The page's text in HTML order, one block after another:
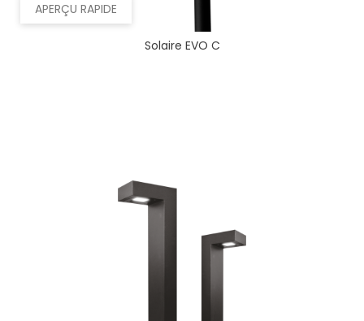
APERÇU RAPIDE
Solaire EVO C